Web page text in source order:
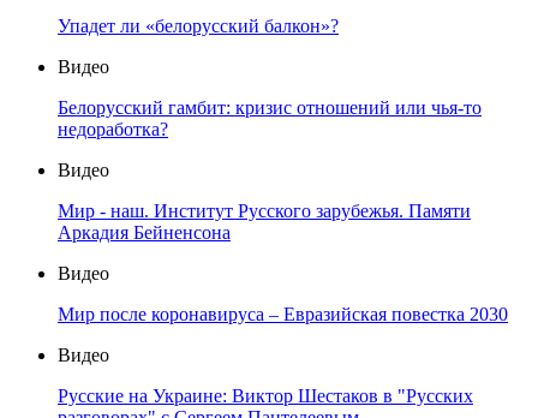
Упадет ли «белорусский балкон»?
Видео
Белорусский гамбит: кризис отношений или чья-то
недоработка?
Видео
Мир - наш. Институт Русского зарубежья. Памяти
Аркадия Бейненсона
Видео
Мир после коронавируса – Евразийская повестка 2030
Видео
Русские на Украине: Виктор Шестаков в "Русских